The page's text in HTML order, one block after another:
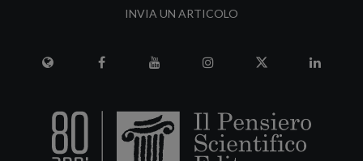
INVIA UN ARTICOLO